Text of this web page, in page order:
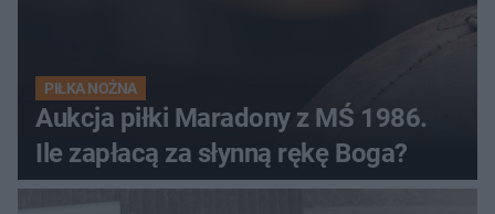
PIŁKA NOŻNA
Aukcja piłki Maradony z MŚ 1986.
Ile zapłacą za słynną rękę Boga?